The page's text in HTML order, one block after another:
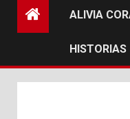
ALIVIA
HISTORIAS